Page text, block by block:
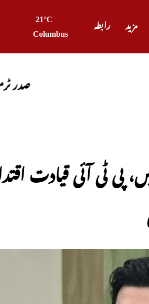
21°C
Columbus
رابطہ مزید
صدر ٹرمپ کا
پی ٹی آئی قیادت